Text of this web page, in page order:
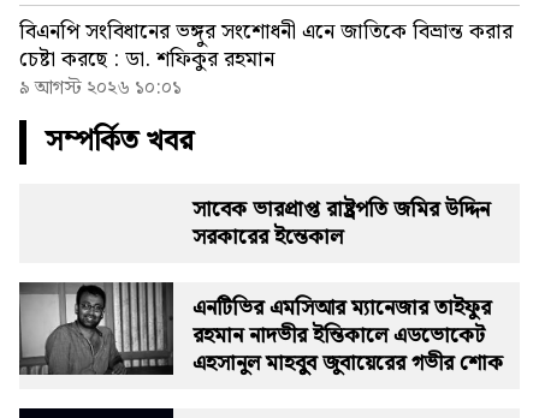
বিএনপি সংবিধানের ভঙ্গুর সংশোধনী এনে জাতিকে বিভ্রান্ত করার
চেষ্টা করছে : ডা. শফিকুর রহমান
৯ আগস্ট ২০২৬ ১০:০১
সম্পর্কিত খবর
সাবেক ভারপ্রাপ্ত রাষ্ট্রপতি জমির উদ্দিন
সরকারের ইন্তেকাল
এনটিভির এমসিআর ম্যানেজার তাইফুর
রহমান নাদভীর ইন্তিকালে এডভোকেট
এহসানুল মাহবুুব জুবায়েরের গভীর শোক